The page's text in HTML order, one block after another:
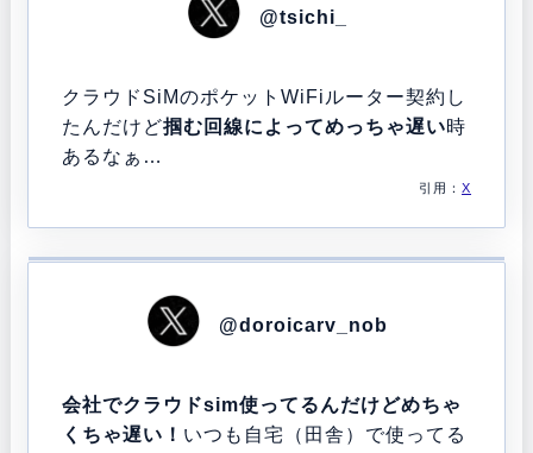
@tsichi_
クラウドSiMのポケットWiFiルーター契約し
たんだけど掴む回線によってめっちゃ遅い時
あるなぁ…
引用：X
@doroicarv_nob
会社でクラウドsim使ってるんだけどめちゃ
くちゃ遅い！ いつも自宅（田舎）で使ってる